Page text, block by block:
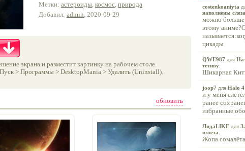
Метки: астероиды, космос, природа
Добавил: admin, 2020-09-29
экрана и разместит картинку на рабочем столе.
> Программы > DesktopMania > Удалить (Uninstall).
обновить
costenkoaniyta
наполнены
можно
этому
цикады
QWE987 для
тетиву:
Шикарная
joop7 для Halo 4
и у меня
ранее
избранные
ЛидаLIKE для
взлета:
Жопа сомалёта